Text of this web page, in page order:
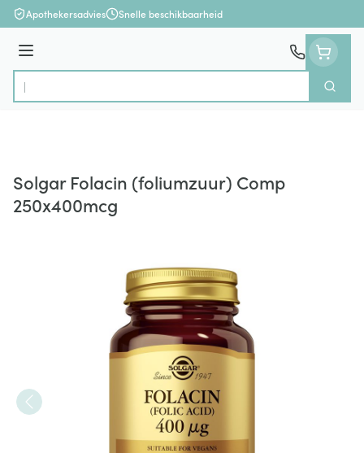
Ga naar de inhoud
Apothekersadvies Snelle beschikbaarheid
Menu
Product, merk, categorie...
Zoek
Solgar Folacin (foliumzuur) Comp
250x400mcg